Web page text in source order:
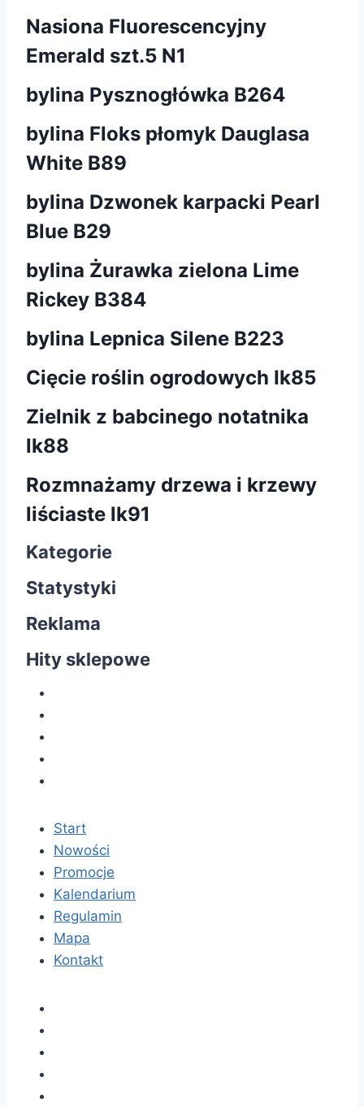
Nasiona Fluorescencyjny
Emerald szt.5 N1
bylina Pysznogłówka B264
bylina Floks płomyk Dauglasa
White B89
bylina Dzwonek karpacki Pearl
Blue B29
bylina Żurawka zielona Lime
Rickey B384
bylina Lepnica Silene B223
Cięcie roślin ogrodowych Ik85
Zielnik z babcinego notatnika
lk88
Rozmnażamy drzewa i krzewy
liściaste lk91
Kategorie
Statystyki
Reklama
Hity sklepowe
Start
Nowości
Promocje
Kalendarium
Regulamin
Mapa
Kontakt